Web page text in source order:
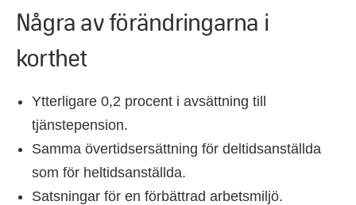
Några av förändringarna i
korthet
Ytterligare 0,2 procent i avsättning till
tjänstepension.
Samma övertidsersättning för deltidsanställda
som för heltidsanställda.
Satsningar för en förbättrad arbetsmiljö.